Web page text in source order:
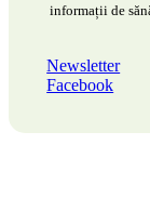
informații de
Newsletter
Facebook